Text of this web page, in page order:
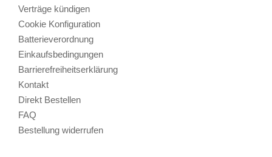
Verträge kündigen
Cookie Konfiguration
Batterieverordnung
Einkaufsbedingungen
Barrierefreiheitserklärung
Kontakt
Direkt Bestellen
FAQ
Bestellung widerrufen